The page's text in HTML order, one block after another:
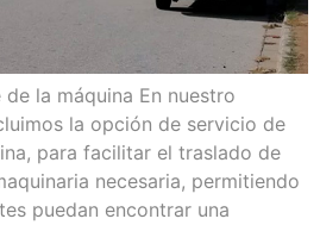
la máquina En nuestro
la opción de servicio de
para facilitar el traslado de
necesaria, permitiendo
puedan encontrar una